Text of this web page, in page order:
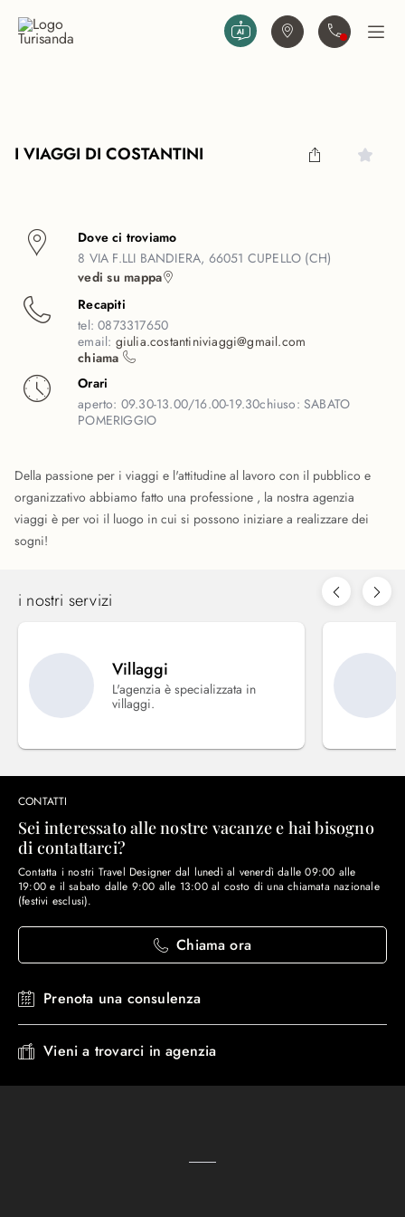
Trova agenziaContattaciApri
I VIAGGI DI COSTANTINI
Dove ci troviamo
8 VIA F.LLI BANDIERA, 66051 CUPELLO (CH)
vedi su mappa
Recapiti
tel:0873317650
email: giulia.costantiniviaggi@gmail.com
chiama
Orari
aperto: 09.30-13.00/16.00-19.30chiuso:SABATO
POMERIGGIO
Della passione per i viaggi e l'attitudine al lavoro con il pubblico e
organizzativo abbiamo fatto una professione , la nostra agenzia
viaggi è per voi il luogo in cui si possono iniziare a realizzare dei
sogni!
i nostri servizi
Villaggi
L'agenzia è specializzata in
villaggi.
CONTATTI
Sei interessato alle nostre vacanze e hai bisogno
di contattarci?
Contatta i nostri Travel Designer dal lunedì al venerdì dalle 09:00 alle
19:00 e il sabato dalle 9:00 alle 13:00 al costo di una chiamata nazionale
(festivi esclusi).
Chiama ora
Prenota una consulenza
Vieni a trovarci in agenzia